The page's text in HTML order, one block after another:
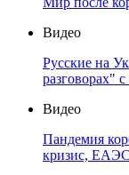
Видео
Русские на
разговорах"
Видео
Пандемия
кризис,